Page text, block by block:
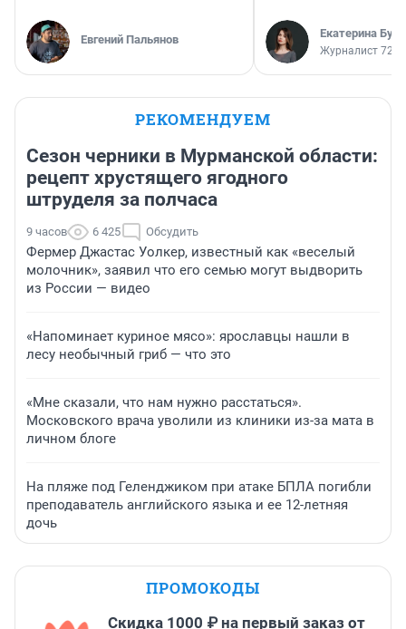
Евгений Пальянов Екатерина
Журналист
РЕКОМЕНДУЕМ
Сезон черники в Мурманской области:
рецепт хрустящего ягодного
штруделя за полчаса
9 часов 6 425 Обсудить
Фермер Джастас Уолкер, известный как «веселый
молочник», заявил что его семью могут выдворить
из России — видео
«Напоминает куриное мясо»: ярославцы нашли в
лесу необычный гриб — что это
«Мне сказали, что нам нужно расстаться».
Московского врача уволили из клиники из-за мата в
личном блоге
На пляже под Геленджиком при атаке БПЛА погибли
преподаватель английского языка и ее 12-летняя
дочь
ПРОМОКОДЫ
Скидка 1000 ₽ на первый заказ от